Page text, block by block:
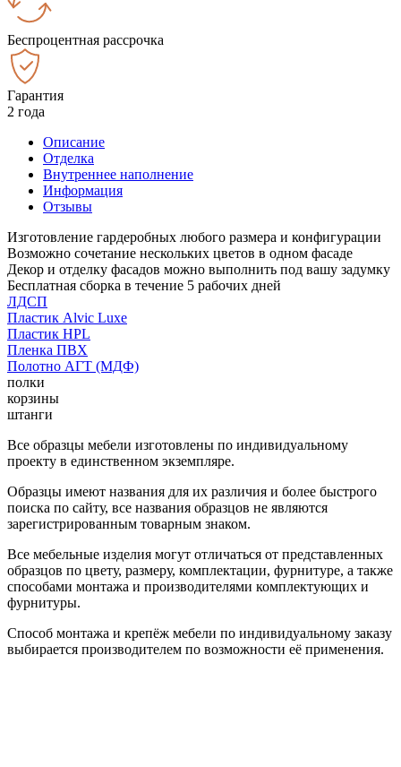
Беспроцентная рассрочка
Гарантия
2 года
Описание
Отделка
Внутреннее наполнение
Информация
Отзывы
Изготовление гардеробных любого размера и конфигурации
Возможно сочетание нескольких цветов в одном фасаде
Декор и отделку фасадов можно выполнить под вашу задумку
Бесплатная сборка в течение 5 рабочих дней
ЛДСП
Пластик Alvic Luxe
Пластик HPL
Пленка ПВХ
Полотно АГТ (МДФ)
полки
корзины
штанги
Все образцы мебели изготовлены по индивидуальному
проекту в единственном экземпляре.
Образцы имеют названия для их различия и более быстрого
поиска по сайту, все названия образцов не являются
зарегистрированным товарным знаком.
Все мебельные изделия могут отличаться от представленных
образцов по цвету, размеру, комплектации, фурнитуре, а также
способами монтажа и производителями комплектующих и
фурнитуры.
Способ монтажа и крепёж мебели по индивидуальному заказу
выбирается производителем по возможности её применения.